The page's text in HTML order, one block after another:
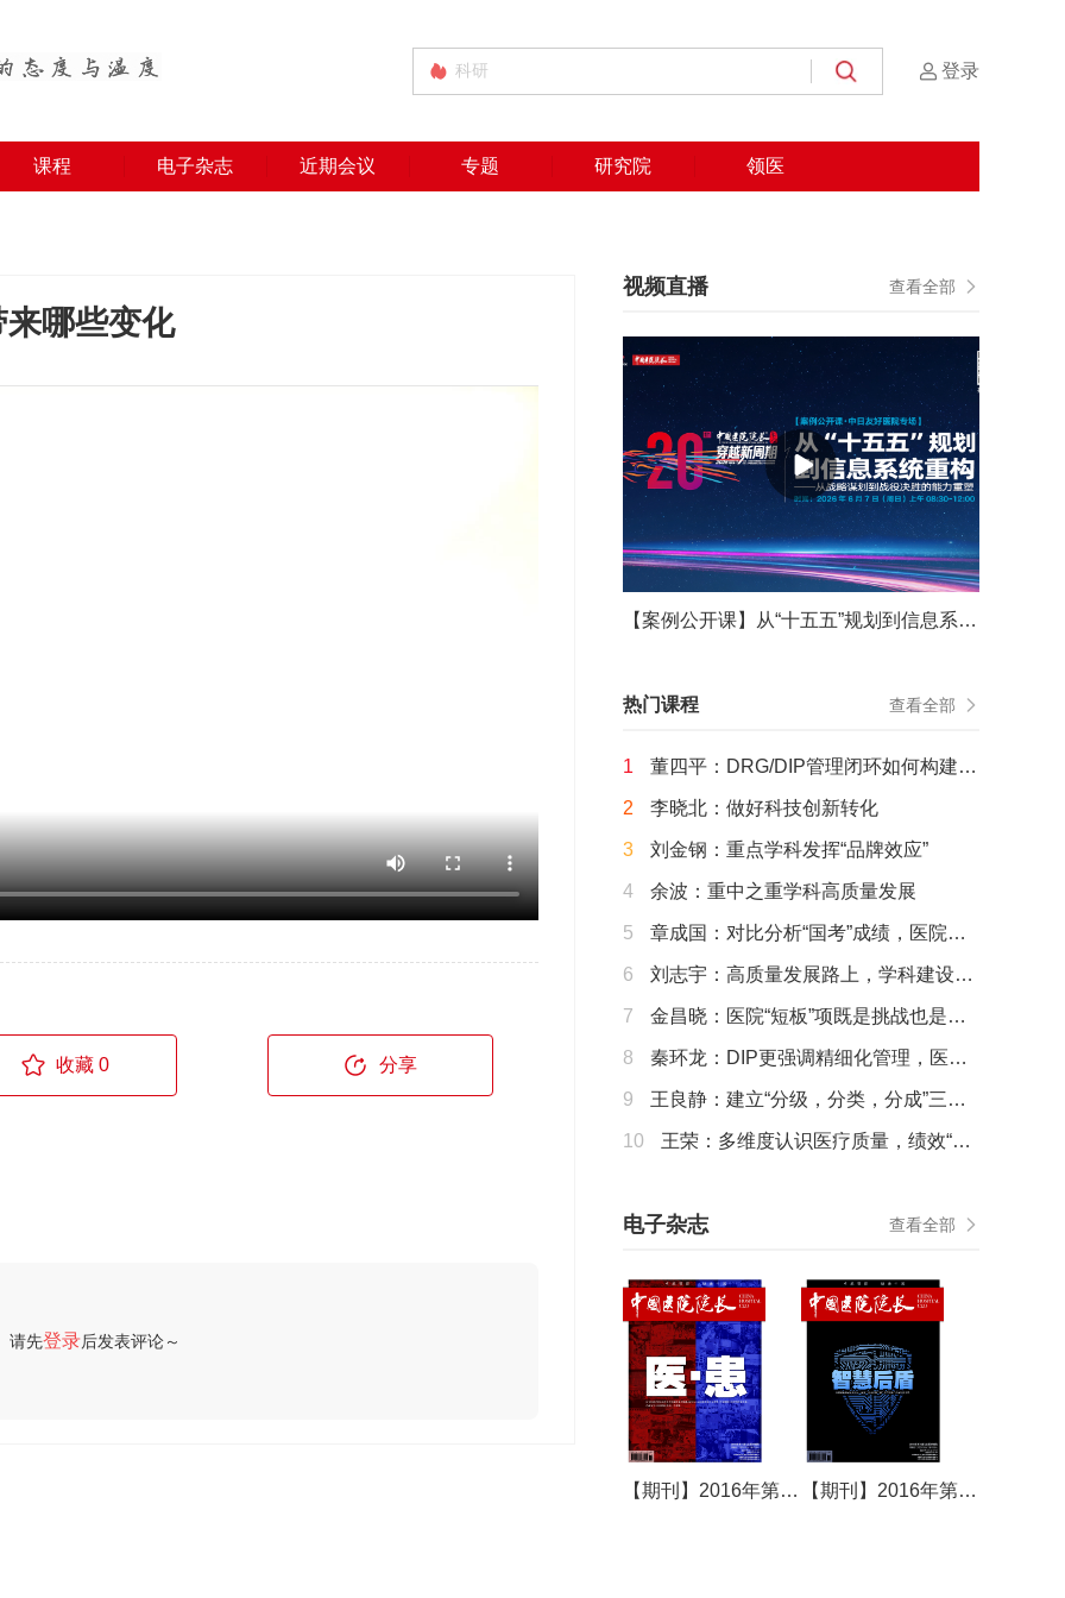
登录
课程 电子杂志 近期会议 专题 研究院 领医
哪些变化
收藏 0 分享
请先登录后发表评论～
视频直播 查看全部
【案例公开课】从“十五五”规划到信息系统重构——从战略谋划到战役决胜的能力重塑
热门课程 查看全部
1
董四平：DRG/DIP管理闭环如何构建运
2
李晓北：做好科技创新转化
3 刘金钢：重点学科发挥“品牌效应”
4 余波：重中之重学科高质量发展
5
章成国：对比分析“国考”成绩，医院该
6
刘志宇：高质量发展路上，学科建设需
7
金昌晓：医院“短板”项既是挑战也是机
8
秦环龙：DIP更强调精细化管理，医生
9
王良静：建立“分级，分类，分成”三位
10
王荣：多维度认识医疗质量，绩效“国
电子杂志 查看全部
【期刊】2016年第15期 【期刊】2016年第16期